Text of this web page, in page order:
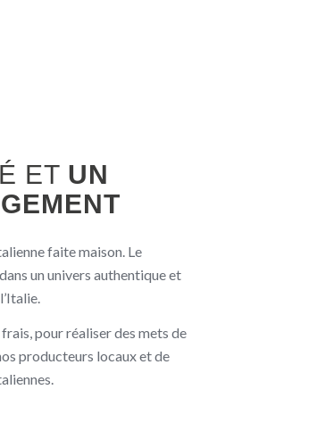
ET UN
faite maison. Le
un univers authentique et
pour réaliser des mets de
producteurs locaux et de